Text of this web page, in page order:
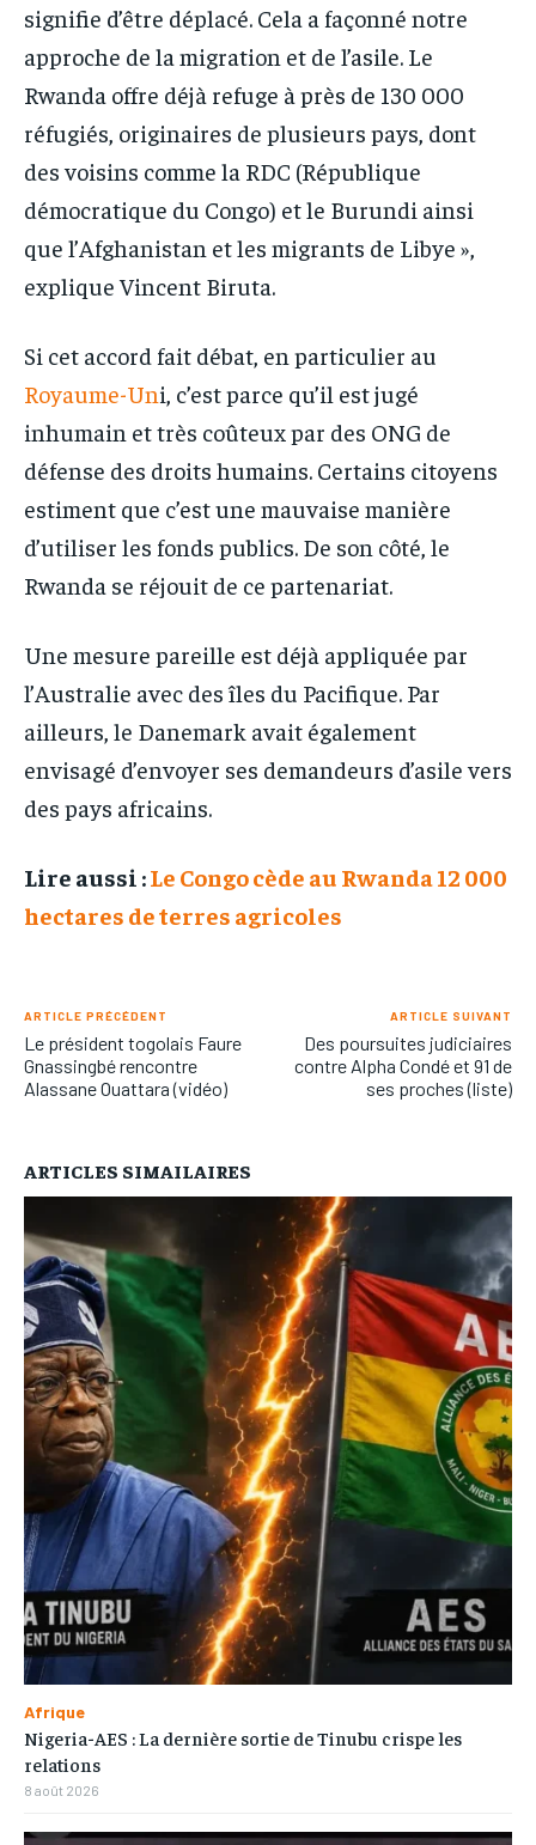
signifie d’être déplacé. Cela a façonné notre
approche de la migration et de l’asile. Le
Rwanda offre déjà refuge à près de 130 000
réfugiés, originaires de plusieurs pays, dont
des voisins comme la RDC (République
démocratique du Congo) et le Burundi ainsi
que l’Afghanistan et les migrants de Libye »,
explique Vincent Biruta.
Si cet accord fait débat, en particulier au
Royaume-Uni, c’est parce qu’il est jugé
inhumain et très coûteux par des ONG de
défense des droits humains. Certains citoyens
estiment que c’est une mauvaise manière
d’utiliser les fonds publics. De son côté, le
Rwanda se réjouit de ce partenariat.
Une mesure pareille est déjà appliquée par
l’Australie avec des îles du Pacifique. Par
ailleurs, le Danemark avait également
envisagé d’envoyer ses demandeurs d’asile vers
des pays africains.
Lire aussi :Le Congo cède au Rwanda 12 000
hectares de terres agricoles
ARTICLE PRÉCÉDENT
Le président togolais Faure
Gnassingbé rencontre
Alassane Ouattara (vidéo)
ARTICLE SUIVANT
Des poursuites judiciaires
contre Alpha Condé et 91 de
ses proches (liste)
ARTICLES SIMAILAIRES
Afrique
Nigeria-AES : La dernière sortie de Tinubu crispe les
relations
8 août 2026